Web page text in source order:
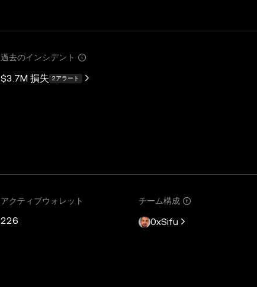
過去のインシデント
$3.7M 損失 2アラート
アクティブウォレット
226
チーム構成
0xSifu